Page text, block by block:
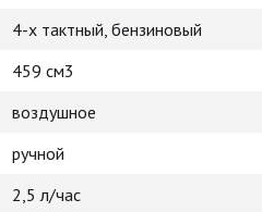
4-х тактный, бензиновый
459 см3
воздушное
ручной
2,5 л/час